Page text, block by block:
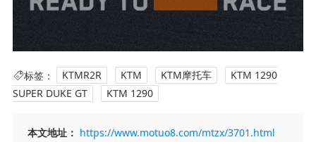
标签： KTMR2R KTM KTM摩托车
KTM 1290
SUPER DUKE GT
KTM 1290
本文地址： https://www.motuo8.com/mtzx/3701.html